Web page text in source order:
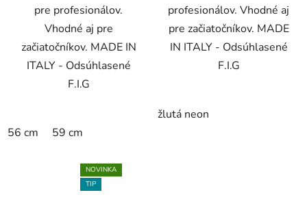
pre profesionálov.
Vhodné aj pre
začiatočníkov. MADE IN
ITALY - Odsúhlasené
F.I.G
56 cm 59 cm
profesionálov. Vhodné aj
pre začiatočníkov. MADE
IN ITALY - Odsúhlasené
F.I.G
žlutá neon
NOVINKA
TIP